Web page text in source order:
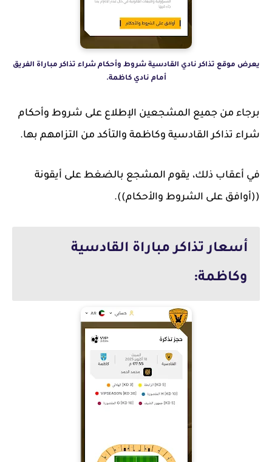
يعرض موقع تذاكر نادي القادسية شروط وأحكام شراء تذاكر مباراة الفريق
أمام نادي كاظمة.
برجاء من جميع المشجعين الإطلاع على شروط وأحكام
شراء تذاكر القادسية وكاظمة والتأكد من التزامهم بها.
في أعقاب ذلك، يقوم المشجع بالضغط على أيقونة
((أوافق على الشروط والأحكام)).
أسعار تذاكر مباراة القادسية
وكاظمة: